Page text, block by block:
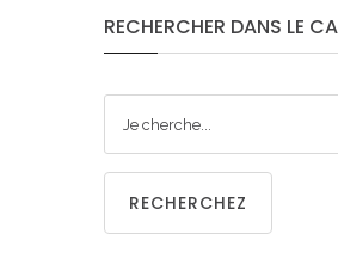
RECHERCHER DANS LE
RECHERCHEZ